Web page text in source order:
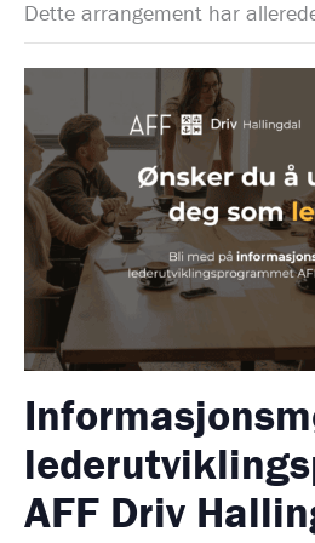
Dette arrangement har
AFF Driv